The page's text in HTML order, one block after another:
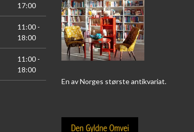
17:00
11:00 -
18:00
11:00 -
18:00
En av Norges største antikvariat.